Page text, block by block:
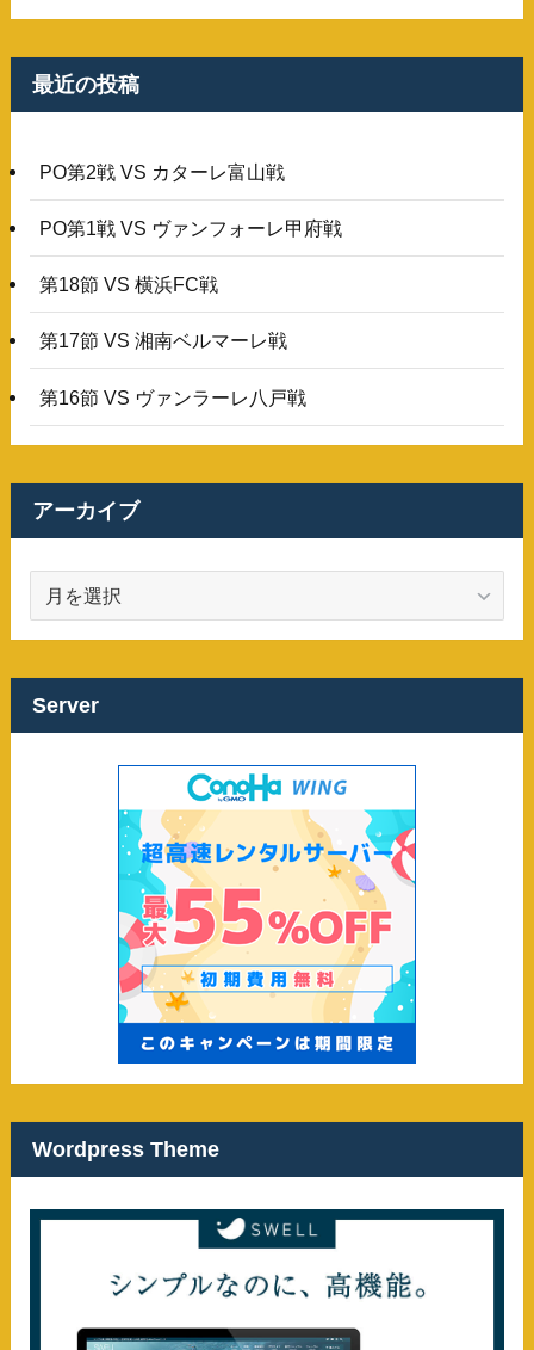
最近の投稿
PO第2戦 VS カターレ富山戦
PO第1戦 VS ヴァンフォーレ甲府戦
第18節 VS 横浜FC戦
第17節 VS 湘南ベルマーレ戦
第16節 VS ヴァンラーレ八戸戦
アーカイブ
カ
イ
ブ
Server
Wordpress Theme